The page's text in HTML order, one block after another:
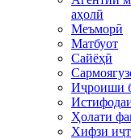
аҳолӣ
Меъморӣ
Матбуот
Сайёҳӣ
Иҷроиши
Ҳолати
Хифзи